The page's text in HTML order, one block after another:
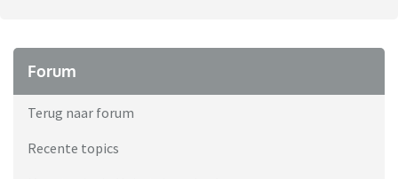
Forum
Terug naar forum
Recente topics